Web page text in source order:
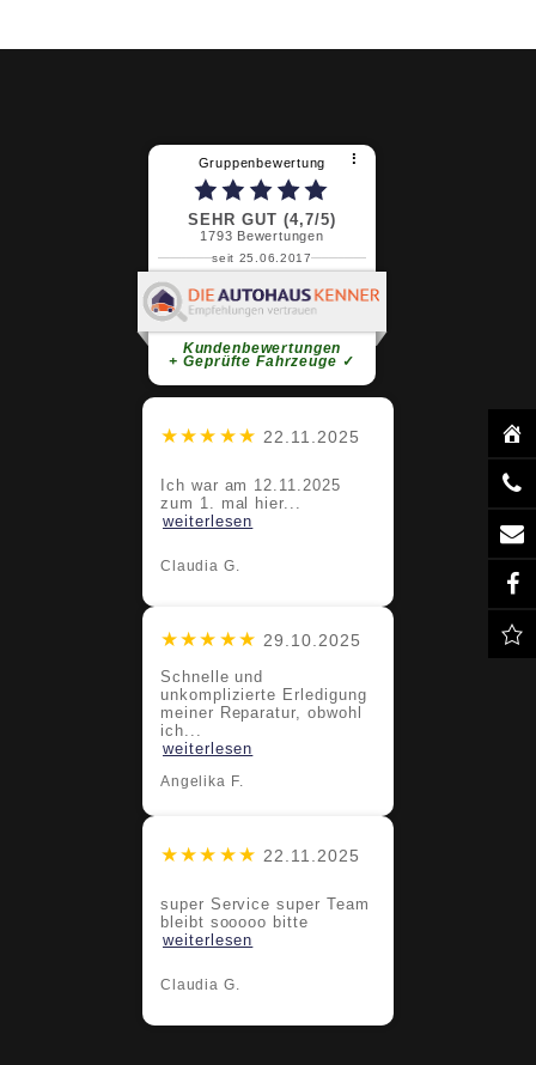
Gruppenbewertung ⠇
SEHR GUT (4,7/5)
1793 Bewertungen
seit 25.06.2017
Kundenbewertungen
+ Geprüfte Fahrzeuge ✓
Claudia G.
super Service super Team bleibt
★★★★★ 22.11.2025
Ich war am 12.11.2025
zum 1. mal hier...
weiterlesen
Claudia G.
★★★★★ 29.10.2025
Schnelle und
unkomplizierte Erledigung
meiner Reparatur, obwohl
ich...
weiterlesen
Angelika F.
★★★★★ 22.11.2025
super Service super Team
bleibt sooooo bitte
weiterlesen
Claudia G.